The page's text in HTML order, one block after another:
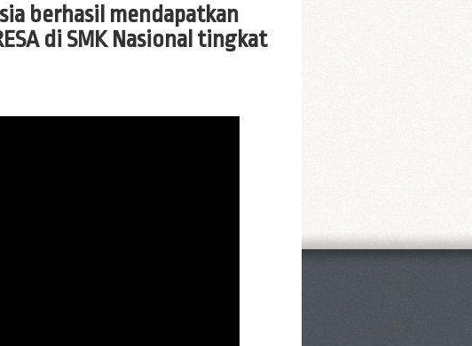
berhasil mendapatkan
di SMK Nasional tingkat